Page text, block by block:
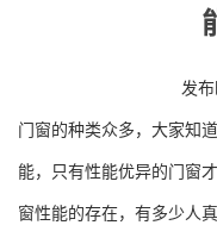
发
门窗的种类众多，大家知
能，只有性能优异的门窗
窗性能的存在，有多少人